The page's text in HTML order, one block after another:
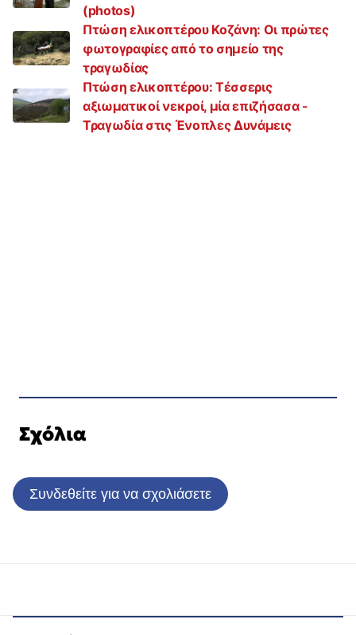
(photos)
Πτώση ελικοπτέρου Κοζάνη: Οι πρώτες
φωτογραφίες από το σημείο της
τραγωδίας
Πτώση ελικοπτέρου: Τέσσερις
αξιωματικοί νεκροί, μία επιζήσασα -
Τραγωδία στις Ένοπλες Δυνάμεις
Σχόλια
Συνδεθείτε για να σχολιάσετε